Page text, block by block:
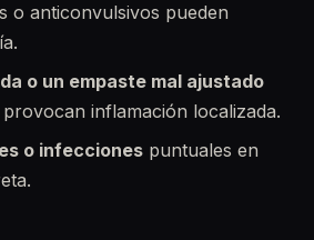
o anticonvulsivos pueden
o un empaste mal ajustado
inflamación localizada.
o infecciones puntuales en